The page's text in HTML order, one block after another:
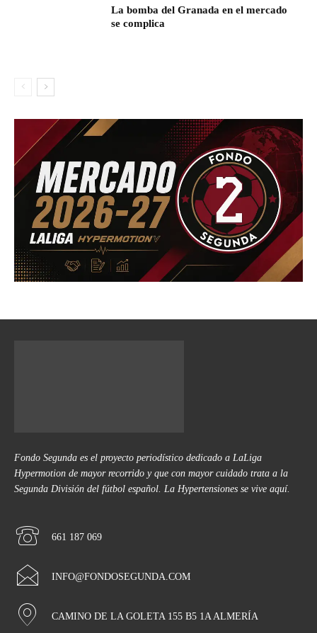
La bomba del Granada en el mercado
se complica
Fondo Segunda es el proyecto periodístico dedicado a LaLiga
Hypermotion de mayor recorrido y que con mayor cuidado trata a la
Segunda División del fútbol español. La Hypertensiones se vive aquí.
661 187 069
INFO@FONDOSEGUNDA.COM
CAMINO DE LA GOLETA 155 B5 1A ALMERÍA